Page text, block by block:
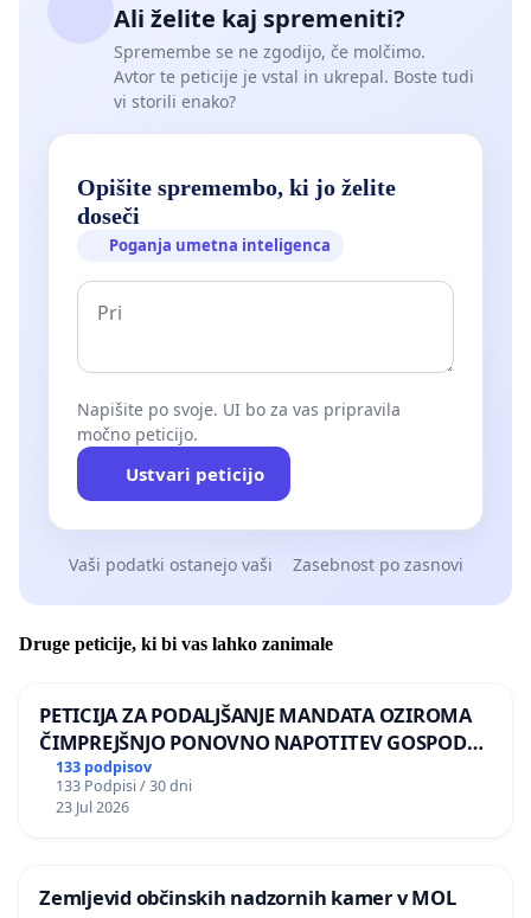
Ali želite kaj spremeniti?
Spremembe se ne zgodijo, če molčimo.
Avtor te peticije je vstal in ukrepal. Boste tudi
vi storili enako?
Opišite spremembo, ki jo želite
doseči
Poganja umetna inteligenca
Napišite po svoje. UI bo za vas pripravila
močno peticijo.
Ustvari peticijo
Vaši podatki ostanejo vaši Zasebnost po zasnovi
Druge peticije, ki bi vas lahko zanimale
PETICIJA ZA PODALJŠANJE MANDATA OZIROMA
ČIMPREJŠNJO PONOVNO NAPOTITEV GOSPODA
BERNARDA ŠRAJNERJA NA VELEPOSLANIŠTVO
REPUBLIKE SLOVENIJE V MOSKVI
133 podpisov
133 Podpisi / 30 dni
23 Jul 2026
Zemljevid občinskih nadzornih kamer v MOL